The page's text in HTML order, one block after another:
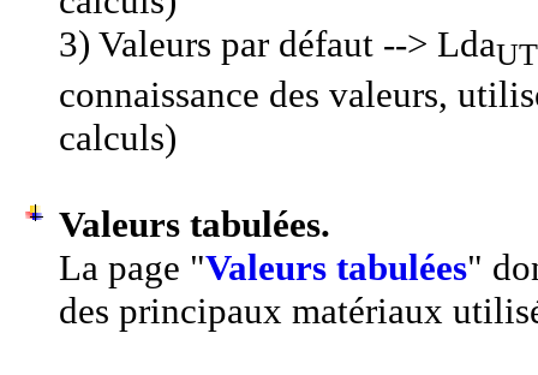
3) Valeurs par défaut --> Lda
connaissance des valeurs,
calculs)
Valeurs tabulées.
La page "Valeurs tabulées"
des principaux matériaux